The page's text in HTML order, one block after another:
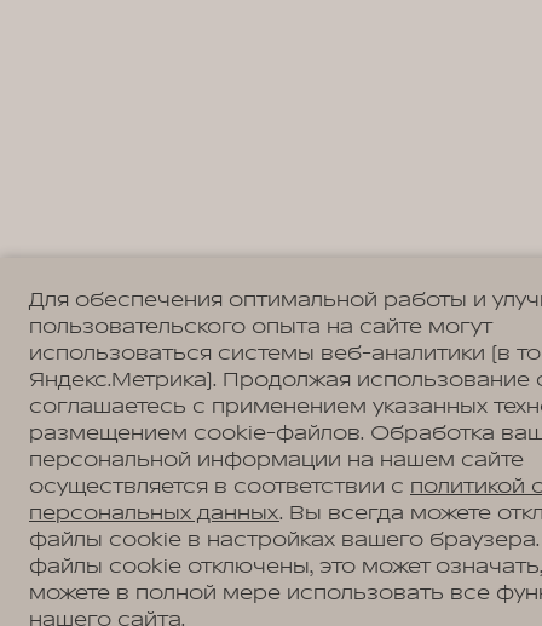
Для обеспечения оптимальной работы и
пользовательского опыта на сайте могут
использоваться системы веб-аналитики (в
Яндекс.Метрика). Продолжая использование
соглашаетесь с применением указанных
размещением cookie-файлов. Обработка
персональной информации на нашем сайте
осуществляется в соответствии с политикой
персональных данных. Вы всегда можете
файлы cookie в настройках вашего
файлы cookie отключены, это может
можете в полной мере использовать все
нашего сайта.